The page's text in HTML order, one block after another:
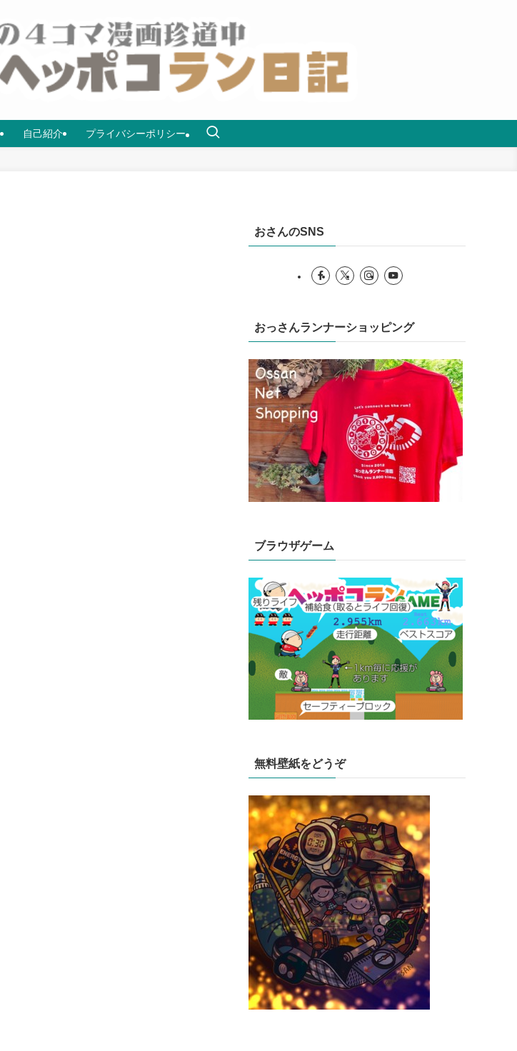
自己紹介 プライバシーポリシー
おさんのSNS
おっさんランナーショッピング
ブラウザゲーム
無料壁紙をどうぞ